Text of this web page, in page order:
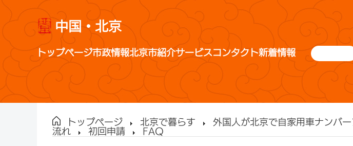
中国・北京
トップページ市政情報北京市紹介サービスコンタクト新着情報
トップページ 北京で暮らす 外国人が北京で自家用車ナンバ
流れ 初回申請
FAQ